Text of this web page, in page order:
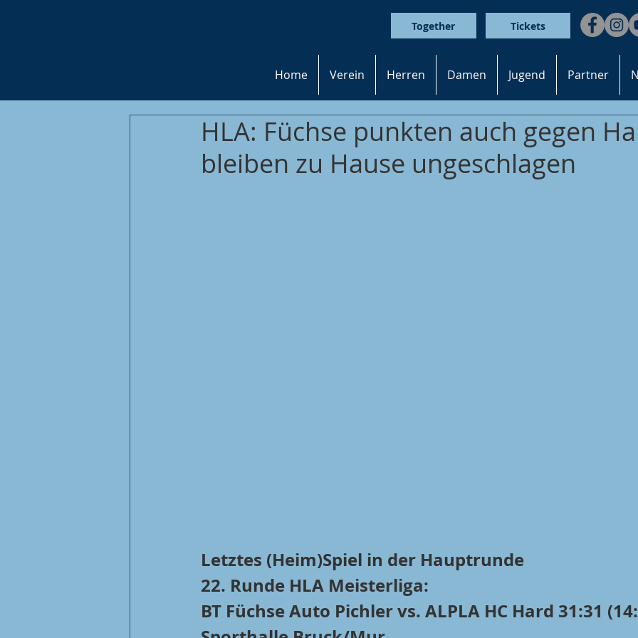
Together Tickets
Home Verein Herren Damen Jugend Partner
HLA: Füchse punkten auch gegen
bleiben zu Hause ungeschlagen
Letztes (Heim)Spiel in der Hauptrunde
22. Runde HLA Meisterliga:
BT Füchse Auto Pichler vs. ALPLA HC Hard 31:31